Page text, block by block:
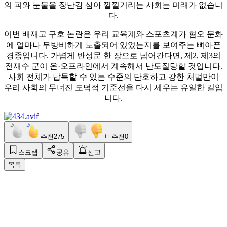
의 피와 눈물을 장난감 삼아 낄낄거리는 사회는 미래가 없습니
다.
이번 배재고 구호 논란은 우리 교육계와 스포츠계가 혐오 문화
에 얼마나 무방비하게 노출되어 있었는지를 보여주는 뼈아픈
경종입니다. 가볍게 반성문 한 장으로 넘어간다면, 제2, 제3의
전재수 군이 온·오프라인에서 계속해서 난도질당할 것입니다.
사회 전체가 납득할 수 있는 수준의 단호하고 강한 처벌만이
우리 사회의 무너진 도덕적 기준선을 다시 세우는 유일한 길입
니다.
추천 275 비추천0
스크랩 공유
신고
목록